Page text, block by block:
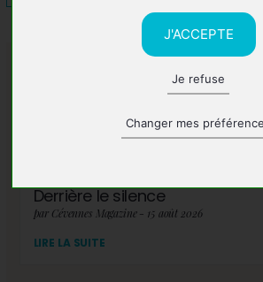
J'ACCEPTE
Je refuse
Changer mes
A lire également
Derrière le silence
par Cévennes Magazine - 15 août 2026
LIRE LA SUITE